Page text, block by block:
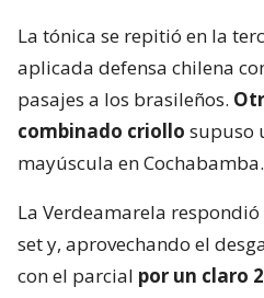
La tónica se repitió en la
aplicada defensa chilena
pasajes a los brasileños.
combinado criollo supuso
mayúscula en Cochabamba.
La Verdeamarela
set y, aprovechando el
con el parcial por un claro